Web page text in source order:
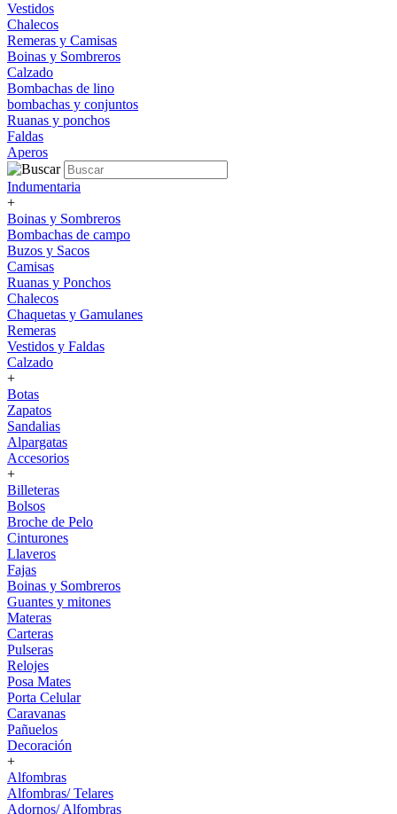
Vestidos
Chalecos
Remeras y Camisas
Boinas y Sombreros
Calzado
Bombachas de lino
bombachas y conjuntos
Ruanas y ponchos
Faldas
Aperos
Indumentaria
+
Boinas y Sombreros
Bombachas de campo
Buzos y Sacos
Camisas
Ruanas y Ponchos
Chalecos
Chaquetas y Gamulanes
Remeras
Vestidos y Faldas
Calzado
+
Botas
Zapatos
Sandalias
Alpargatas
Accesorios
+
Billeteras
Bolsos
Broche de Pelo
Cinturones
Llaveros
Fajas
Boinas y Sombreros
Guantes y mitones
Materas
Carteras
Pulseras
Relojes
Posa Mates
Porta Celular
Caravanas
Pañuelos
Decoración
+
Alfombras
Alfombras/ Telares
Adornos/ Alfombras